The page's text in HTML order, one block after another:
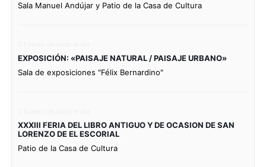
Sala Manuel Andújar y Patio de la Casa de Cultura
EXPOSICIÓN: «PAISAJE NATURAL / PAISAJE URBANO»
Sala de exposiciones "Félix Bernardino"
XXXIII FERIA DEL LIBRO ANTIGUO Y DE OCASION DE SAN
LORENZO DE EL ESCORIAL
Patio de la Casa de Cultura